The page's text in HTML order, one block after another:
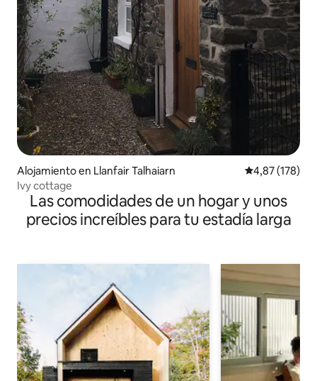
Alojamiento en Llanfair Talhaiarn Calificación
4,87 (178)
Ivy cottage
Las comodidades de un hogar y unos
precios increíbles para tu estadía larga